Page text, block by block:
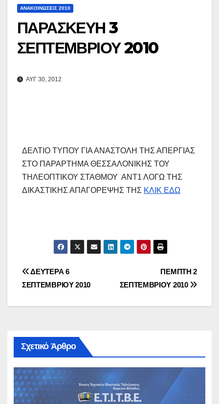
ΑΝΑΚΟΙΝΏΣΕΙΣ 2010
ΠΑΡΑΣΚΕΥΗ 3
ΣΕΠΤΕΜΒΡΙΟΥ 2010
ΑΥΓ 30, 2012
ΔΕΛΤΙΟ ΤΥΠΟΥ ΓΙΑ ΑΝΑΣΤΟΛΗ ΤΗΣ ΑΠΕΡΓΙΑΣ
ΣΤΟ ΠΑΡΑΡΤΗΜΑ ΘΕΣΣΑΛΟΝΙΚΗΣ ΤΟΥ
ΤΗΛΕΟΠΤΙΚΟΥ ΣΤΑΘΜΟΥ ΑΝΤ1 ΛΟΓΩ ΤΗΣ
ΔΙΚΑΣΤΙΚΗΣ ΑΠΑΓΟΡΕΨΗΣ ΤΗΣ ΚΛΙΚ ΕΔΩ
Πλοήγηση
ΠΕΜΠΤΗ 2
ΣΕΠΤΕΜΒΡΙΟΥ 2010
ΔΕΥΤΕΡΑ 6
ΣΕΠΤΕΜΒΡΙΟΥ 2010
Σχετικό Άρθρο